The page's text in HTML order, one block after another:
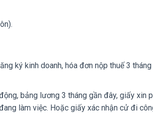
ký kinh doanh, hóa đơn nộp thuế 3
bảng lương 3 tháng gần đây, giấy xin
làm việc. Hoặc giấy xác nhận cử đi